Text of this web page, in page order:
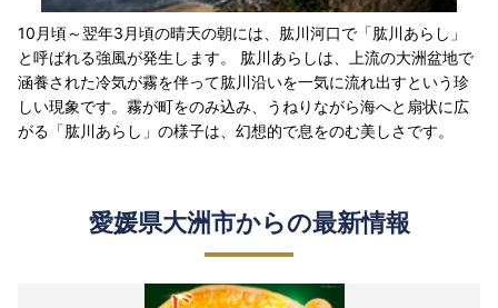
10月頃～翌年3月頃の晴天の朝には、肱川河口で「肱川あらし」
と呼ばれる強風が発生します。 肱川あらしは、上流の大洲盆地で
涵養された冷気が霧を伴って肱川沿いを一気に流れ出すという珍
しい現象です。霧が町をのみ込み、うねりながら海へと扇状に広
がる「肱川あらし」の様子は、幻想的で息をのむ美しさです。
愛媛県大洲市からの最新情報